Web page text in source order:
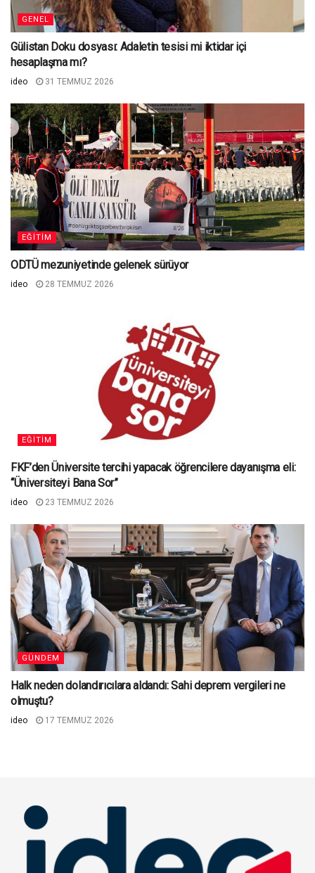
GENEL
Gülistan Doku dosyası: Adaletin tesisi mi iktidar içi
hesaplaşma mı?
ideo 31 TEMMUZ 2026
EĞITIM
ODTÜ mezuniyetinde gelenek sürüyor
ideo 28 TEMMUZ 2026
EĞITIM
FKF’den Üniversite tercihi yapacak öğrencilere dayanışma eli:
“Üniversiteyi Bana Sor”
ideo 23 TEMMUZ 2026
GÜNDEM
Halk neden dolandırıcılara aldandı: Sahi deprem vergileri ne
olmuştu?
ideo 17 TEMMUZ 2026